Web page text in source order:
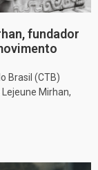
fundador
Brasil (CTB)
Mirhan,